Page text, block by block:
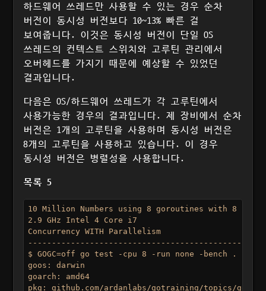
하드웨어 쓰레드만 사용할 수 있는 경우 순차
버전이 동시성 버전보다 10~13% 빠른 걸
보여줍니다. 이것은 동시성 버전이 단일 OS
쓰레드의 컨텍스트 스위치와 고루틴 관리에서
오버헤드를 가지기 때문에 예상할 수 있었던
결과입니다.
다음은 OS/하드웨어 쓰레드가 각 고루틴에서
사용가능한 경우의 결과입니다. 제 장비에서 순차
버전은 1개의 고루틴을 사용하며 동시성 버전은
8개의 고루틴을 사용하고 있습니다. 이 경우
동시성 버전은 병렬성을 사용합니다.
목록 5
10 Million Numbers using 8 goroutines with 8 cores
2.9 GHz Intel 4 Core i7
Concurrency WITH Parallelism
$ GOGC=off go test -cpu 8 -run none -bench . -
goos: darwin
goarch: amd64
pkg: github.com/ardanlabs/gotraining/topics/go/